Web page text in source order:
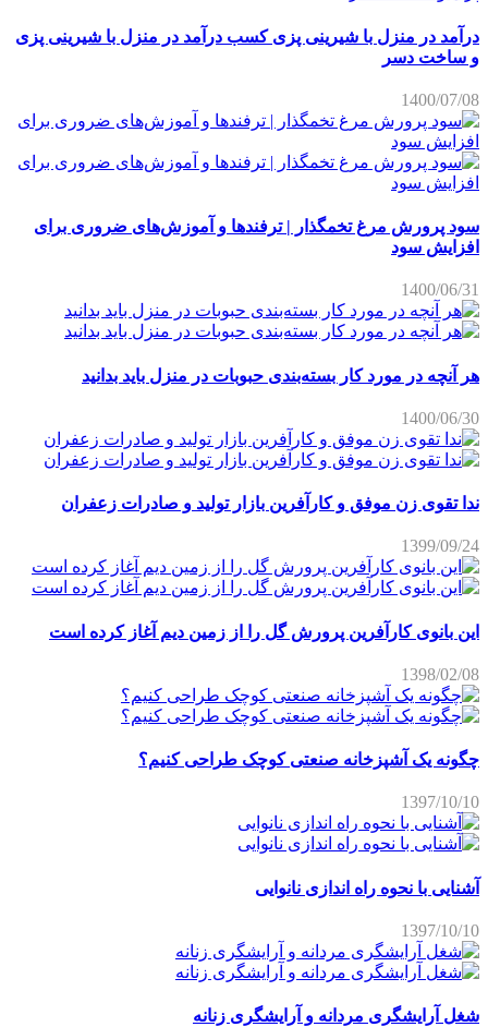
درآمد در منزل با شیرینی پزی کسب درآمد در منزل با شیرینی پزی
و ساخت دسر
1400/07/08
سود پرورش مرغ تخمگذار | ترفندها و آموزش‌های ضروری برای
افزایش سود
1400/06/31
هر آنچه در مورد کار بسته‌بندی حبوبات در منزل باید بدانید
1400/06/30
ندا تقوی زن موفق و کارآفرین بازار تولید و صادرات زعفران
1399/09/24
این بانوی کارآفرین پرورش گل را از زمین دیم آغاز کرده است
1398/02/08
چگونه یک آشپزخانه صنعتی کوچک طراحی کنیم؟
1397/10/10
آشنایی با نحوه راه اندازی نانوایی
1397/10/10
شغل آرایشگری مردانه و آرایشگری زنانه